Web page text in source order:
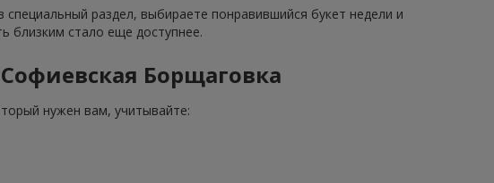
раздел, выбираете понравившийся букет недели и
близким стало еще доступнее.
Борщаговка
нужен вам, учитывайте: